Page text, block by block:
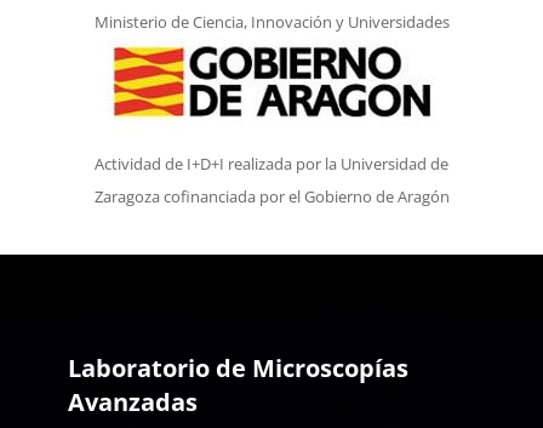
Ministerio de Ciencia, Innovación y Universidades
Actividad de I+D+I realizada por la Universidad de
Zaragoza cofinanciada por el Gobierno de Aragón
Laboratorio de Microscopías
Avanzadas